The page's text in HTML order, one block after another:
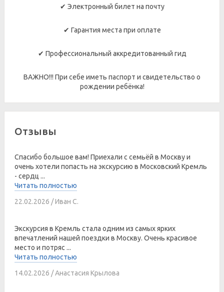
✔ Электронный билет на почту
✔ Гарантия места при оплате
✔ Профессиональный аккредитованный гид
ВАЖНО!!! При себе иметь паспорт и свидетельство о
рождении ребёнка!
Отзывы
Спасибо большое вам! Приехали с семьёй в Москву и
очень хотели попасть на экскурсию в Московский Кремль
- сердц ...
Читать полностью
22.02.2026 / Иван С.
Экскурсия в Кремль стала одним из самых ярких
впечатлений нашей поездки в Москву. Очень красивое
место и потряс ...
Читать полностью
14.02.2026 / Анастасия Крылова